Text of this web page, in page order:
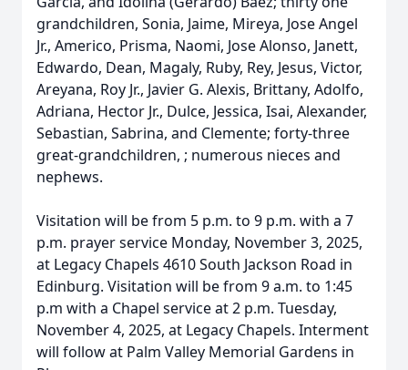
grandchildren, Sonia, Jaime, Mireya, Jose Angel
Jr., Americo, Prisma, Naomi, Jose Alonso, Janett,
Edwardo, Dean, Magaly, Ruby, Rey, Jesus, Victor,
Areyana, Roy Jr., Javier G. Alexis, Brittany, Adolfo,
Adriana, Hector Jr., Dulce, Jessica, Isai, Alexander,
Sebastian, Sabrina, and Clemente; forty-three
great-grandchildren, ; numerous nieces and
nephews.
Visitation will be from 5 p.m. to 9 p.m. with a 7
p.m. prayer service Monday, November 3, 2025,
at Legacy Chapels 4610 South Jackson Road in
Edinburg. Visitation will be from 9 a.m. to 1:45
p.m with a Chapel service at 2 p.m. Tuesday,
November 4, 2025, at Legacy Chapels. Interment
will follow at Palm Valley Memorial Gardens in